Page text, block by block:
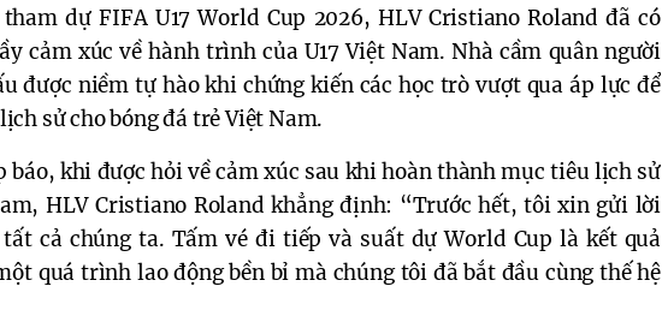
dự FIFA U17 World Cup 2026, HLV Cristiano Roland đã có
cảm xúc về hành trình của U17 Việt Nam. Nhà cầm quân người
được niềm tự hào khi chứng kiến các học trò vượt qua áp lực để
sử cho bóng đá trẻ Việt Nam.
báo, khi được hỏi về cảm xúc sau khi hoàn thành mục tiêu lịch sử
HLV Cristiano Roland khẳng định: “Trước hết, tôi xin gửi lời
cả chúng ta. Tấm vé đi tiếp và suất dự World Cup là kết quả
quá trình lao động bền bỉ mà chúng tôi đã bắt đầu cùng thế hệ